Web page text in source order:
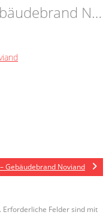
23.11.2018 - Gebäudebrand Noviand
Gebäudebrand Noviand
Erforderliche Felder sind mit